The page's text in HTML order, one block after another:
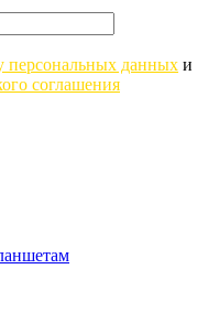
персональных данных и
соглашения